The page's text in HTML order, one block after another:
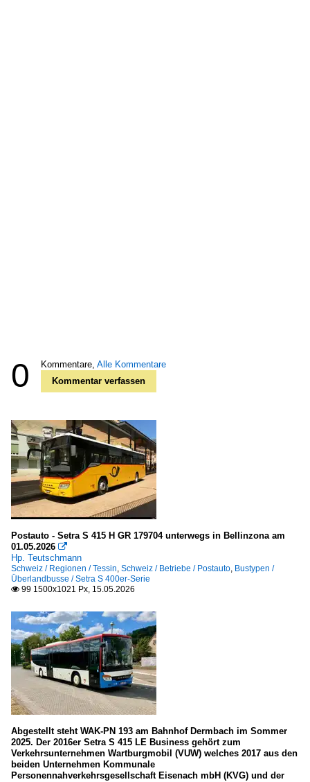
0 Kommentare, Alle Kommentare
Kommentar verfassen
Postauto - Setra S 415 H GR 179704 unterwegs in Bellinzona am
01.05.2026 
Hp. Teutschmann
Schweiz / Regionen / Tessin Schweiz / Betriebe / Postauto Bustypen /
Überlandbusse / Setra S 400er-Serie
 99 1500x1021 Px, 15.05.2026
Abgestellt steht WAK-PN 193 am Bahnhof Dermbach im Sommer
2025. Der 2016er Setra S 415 LE Business gehört zum
Verkehrsunternehmen Wartburgmobil (VUW) welches 2017 aus den
beiden Unternehmen Kommunale
Personennahverkehrsgesellschaft Eisenach mbH (KVG) und der